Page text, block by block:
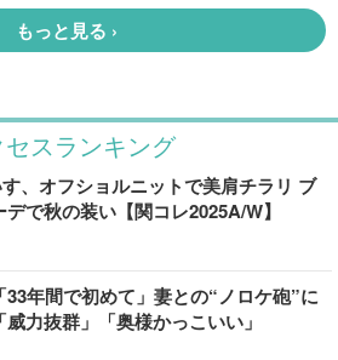
セスランキング
、オフショルニットで美肩チラリ ブ
で秋の装い【関コレ2025A/W】
33年間で初めて」妻との“ノロケ砲”に
力抜群」「奥様かっこいい」